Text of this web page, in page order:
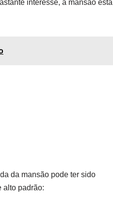
interesse, a mansão está
da mansão pode ter sido
alto padrão: